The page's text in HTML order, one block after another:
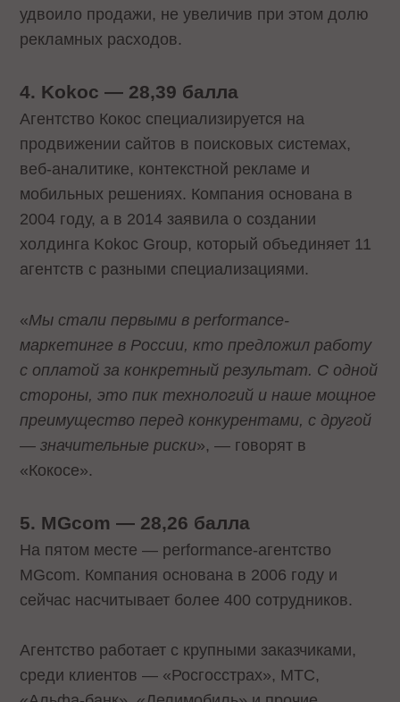
удвоило продажи, не увеличив при этом долю
рекламных расходов.
4. Kokoc — 28,39 балла
Агентство Кокос специализируется на
продвижении сайтов в поисковых системах,
веб-аналитике, контекстной рекламе и
мобильных решениях. Компания основана в
2004 году, а в 2014 заявила о создании
холдинга Kokoc Group, который объединяет 11
агентств с разными специализациями.
«Мы стали первыми в performance-
маркетинге в России, кто предложил работу
с оплатой за конкретный результат. С одной
стороны, это пик технологий и наше мощное
преимущество перед конкурентами, с другой
— значительные риски», — говорят в
«Кокосе».
5. MGcom — 28,26 балла
На пятом месте — performance-агентство
MGcom. Компания основана в 2006 году и
сейчас насчитывает более 400 сотрудников.
Агентство работает с крупными заказчиками,
среди клиентов — «Росгосстрах», МТС,